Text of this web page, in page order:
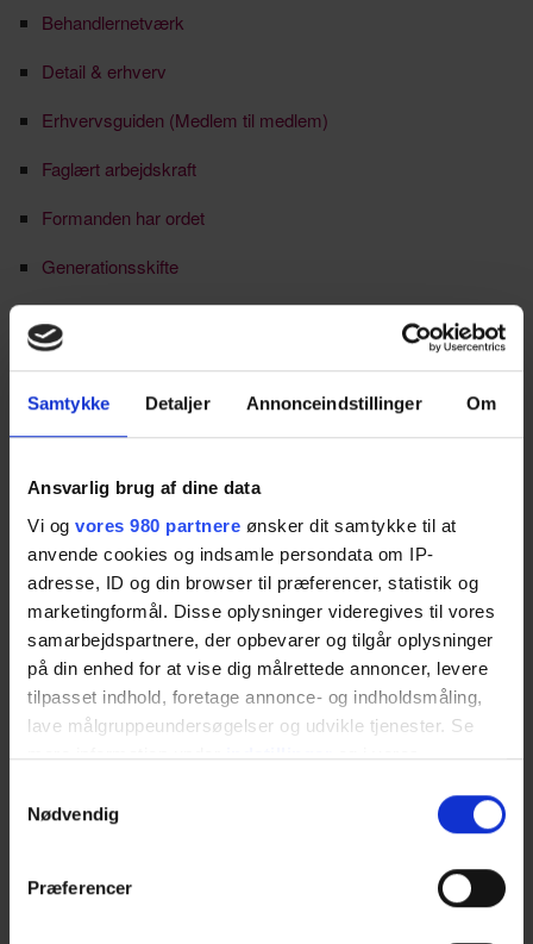
Samtykke Detaljer Annonceindstillinger Om
Ansvarlig brug af dine data
Vi og vores 980 partnere ønsker dit samtykke til at
anvende cookies og indsamle persondata om IP-
adresse, ID og din browser til præferencer, statistik og
marketingformål. Disse oplysninger videregives til vores
samarbejdspartnere, der opbevarer og tilgår oplysninger
på din enhed for at vise dig målrettede annoncer, levere
tilpasset indhold, foretage annonce- og indholdsmåling,
lave målgruppeundersøgelser og udvikle tjenester. Se
mere information underindstillingerog i vores
tilbage eller ændre indstillinger fra vores
"Cookiedeklaration", eller ved at trykke på "Privacy
Nødvendig
Præferencer
Behandlernetværk
Detail & erhverv
Erhvervsguiden (Medlem til medlem)
Faglært arbejdskraft
Formanden har ordet
Generationsskifte
Jobmarked
Lærlinge & elever
Netværk
Nyheder
Nyhedsbreve
Odsherred Erhvervsforum
Odsherred Kommune
Uddannelse & kurser